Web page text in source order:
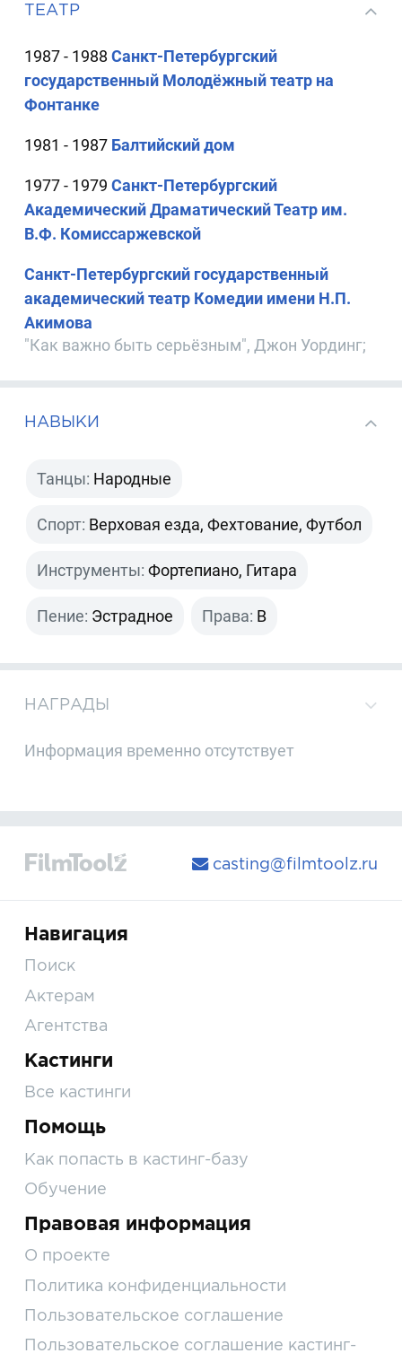
ТЕАТР
1987 - 1988Санкт-Петербургский
государственный Молодёжный театр на
Фонтанке
1981 - 1987 Балтийский дом
1977 - 1979Санкт-Петербургский
Академический Драматический Театр им.
В.Ф. Комиссаржевской
Санкт-Петербургский государственный
академический театр Комедии имени Н.П.
Акимова
"Как важно быть серьёзным", Джон Уординг;
НАВЫКИ
Танцы: Народные
Спорт: Верховая езда, Фехтование, Футбол
Инструменты: Фортепиано, Гитара
Пение: Эстрадное Права: B
НАГРАДЫ
Информация временно отсутствует
casting@filmtoolz.ru
Навигация
Поиск
Актерам
Агентства
Кастинги
Все кастинги
Помощь
Как попасть в кастинг-базу
Обучение
Правовая информация
О проекте
Политика конфиденциальности
Пользовательское соглашение
Пользовательское соглашение кастинг-